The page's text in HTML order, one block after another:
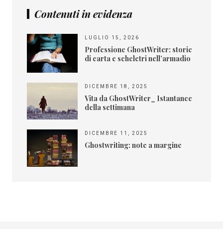
Contenuti in evidenza
LUGLIO 15, 2026
Professione GhostWriter: storie
di carta e scheletri nell’armadio
DICEMBRE 18, 2025
Vita da GhostWriter_ Istantanee
della settimana
DICEMBRE 11, 2025
Ghostwriting: note a margine